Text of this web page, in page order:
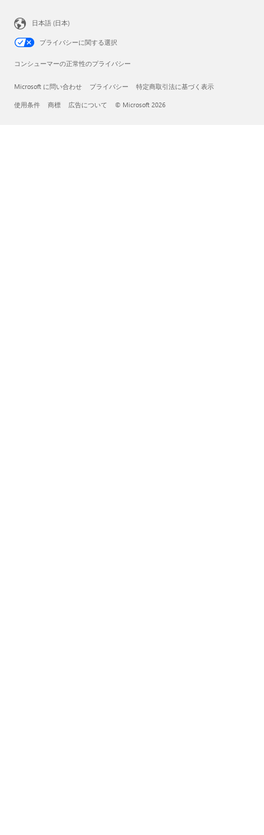
日本語 (日本)
プライバシーに関する選択
コンシューマーの正常性のプライバシー
Microsoft に問い合わせ プライバシー 特定商取引法に基づく表示
使用条件 商標 広告について © Microsoft 2026